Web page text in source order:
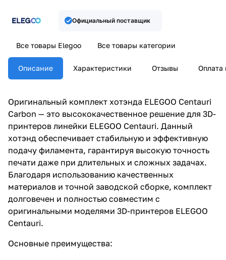
Официальный поставщик
Все товары Elegoo Все товары категории
Описание Характеристики Отзывы Оплата
Оригинальный комплект хотэнда ELEGOO Centauri
Carbon — это высококачественное решение для 3D-
принтеров линейки ELEGOO Centauri. Данный
хотэнд обеспечивает стабильную и эффективную
подачу филамента, гарантируя высокую точность
печати даже при длительных и сложных задачах.
Благодаря использованию качественных
материалов и точной заводской сборке, комплект
долговечен и полностью совместим с
оригинальными моделями 3D-принтеров ELEGOO
Centauri.
Основные преимущества: